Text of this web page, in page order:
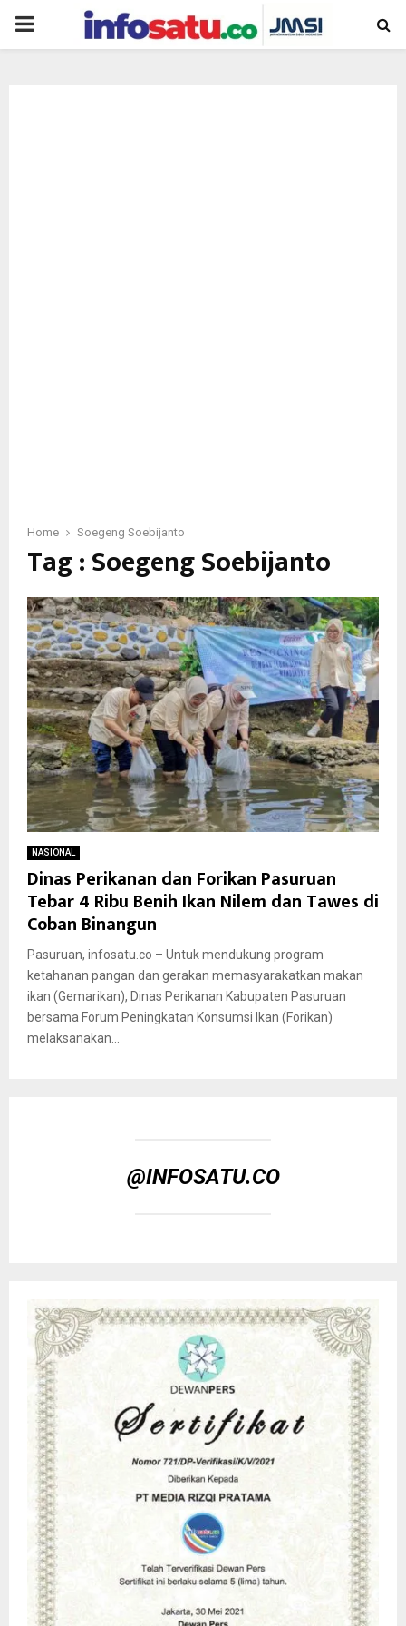
PRIMARY
Home Soegeng Soebijanto
Tag : Soegeng Soebijanto
NASIONAL
Dinas Perikanan dan Forikan Pasuruan
Tebar 4 Ribu Benih Ikan Nilem dan Tawes di
Coban Binangun
Pasuruan, infosatu.co – Untuk mendukung program
ketahanan pangan dan gerakan memasyarakatkan makan
ikan (Gemarikan), Dinas Perikanan Kabupaten Pasuruan
bersama Forum Peningkatan Konsumsi Ikan (Forikan)
melaksanakan...
@INFOSATU.CO